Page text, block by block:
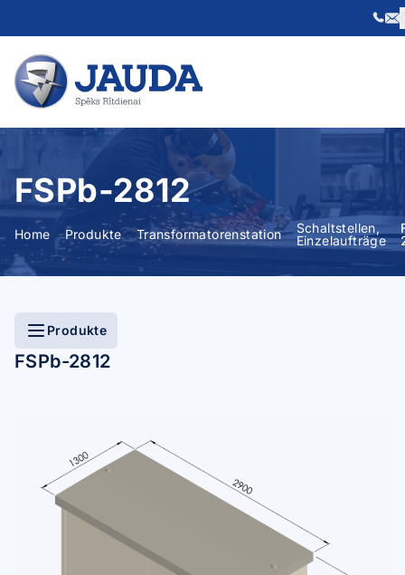
Skip to content
FSPb-2812
Home Produkte Transformatorenstation
Schaltstellen,
Einzelaufträge
FSPb-2812
Produkte